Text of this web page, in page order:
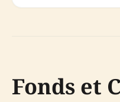
Fonds et